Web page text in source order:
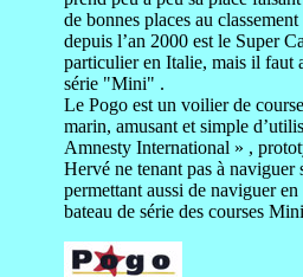
de bonnes places au
depuis l’an 2000 est le Super
particulier en Italie, mais il faut
série "Mini" .
Le Pogo est un voilier de
marin, amusant et simple
Amnesty International » ,
Hervé ne tenant pas à
permettant aussi de naviguer
bateau de série des courses